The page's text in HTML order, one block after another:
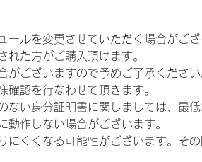
ルを変更させていただく場合がござ
た方がご購入頂けます。
ございますので予めご了承ください
認を行なわせて頂きます。
い身分証明書に関しましては、最
作しない場合がございます。
にくくなる可能性がございます。そ